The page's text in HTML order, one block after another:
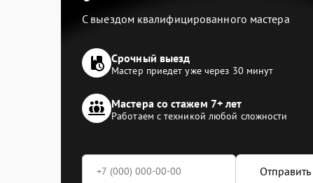
С выездом квалифицированного мастера
Срочный выезд
Мастер приедет уже через 30 минут
Мастера со стажем 7+ лет
Работаем с техникой любой сложности
Отправить